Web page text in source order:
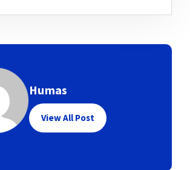
Humas
View All Post